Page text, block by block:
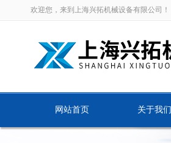
欢迎您，来到上海兴拓机械设备有限公司！
网站首页 关于我们